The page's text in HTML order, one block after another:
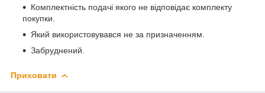
Комплектність подачі якого не відповідає комплекту
покупки.
Який використовувався не за призначенням.
Забруднений.
Приховати